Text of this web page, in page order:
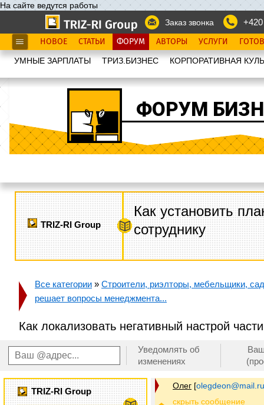
На сайте ведутся работы
Заказ звонка
НОВОЕ СТАТЬИ ФОРУМ АВТОРЫ УСЛУГИ
УМНЫЕ ЗАРПЛАТЫ ТРИЗ.БИЗНЕС КОРПОРАТИВНАЯ
ФОРУМ
TRIZ-RI Group
Как установить
сотруднику
Все категории » Строители, риэлторы, мебельщики,
решает вопросы менеджмента...
Как локализовать негативный настрой
Уведомлять об
изменениях
TRIZ-RI Group
Олег [olegdeon@mail.ru